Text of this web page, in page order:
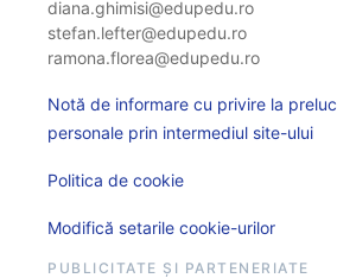
diana.ghimisi@edupedu.ro
stefan.lefter@edupedu.ro
ramona.florea@edupedu.ro
Notă de informare cu privire la
personale prin intermediul site-ului
Politica de cookie
Modifică setarile cookie-urilor
PUBLICITATE ȘI PARTENERIATE